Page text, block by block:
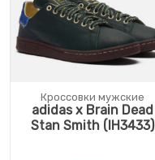
Кроссовки мужские
adidas x Brain Dead
Stan Smith (IH3433)